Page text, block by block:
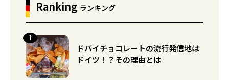
Ranking ランキング
ドバイチョコレートの流行発信地は
ドイツ！？その理由とは